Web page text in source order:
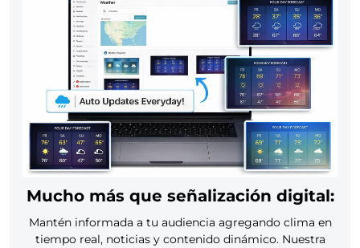
Mucho más que señalización digital:
Mantén informada a tu audiencia agregando clima en
tiempo real, noticias y contenido dinámico. Nuestra